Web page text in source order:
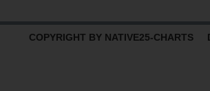
COPYRIGHT BY NATIVE25-CHARTS